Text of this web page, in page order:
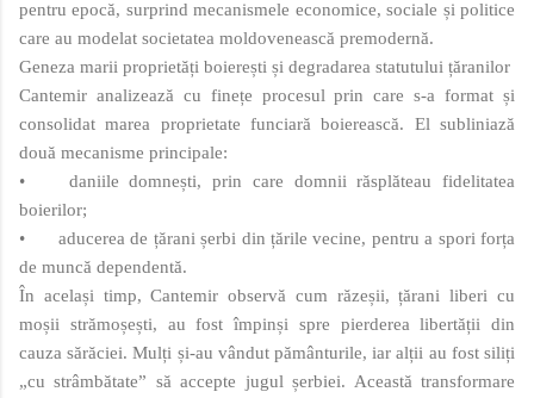
pentru epocă, surprind mecanismele economice, sociale și politice
care au modelat societatea moldovenească premodernă.
Geneza marii proprietăți boierești și degradarea statutului țăranilor
Cantemir analizează cu finețe procesul prin care s-a format și
consolidat marea proprietate funciară boierească. El subliniază
două mecanisme principale:
•
daniile domnești, prin care domnii răsplăteau fidelitatea
boierilor;
•
aducerea de țărani șerbi din țările vecine, pentru a spori forța
de muncă dependentă.
În același timp, Cantemir observă cum răzeșii, țărani liberi cu
moșii strămoșești, au fost împinși spre pierderea libertății din
cauza sărăciei. Mulți și-au vândut pământurile, iar alții au fost siliți
„cu strâmbătate” să accepte jugul șerbiei. Această transformare